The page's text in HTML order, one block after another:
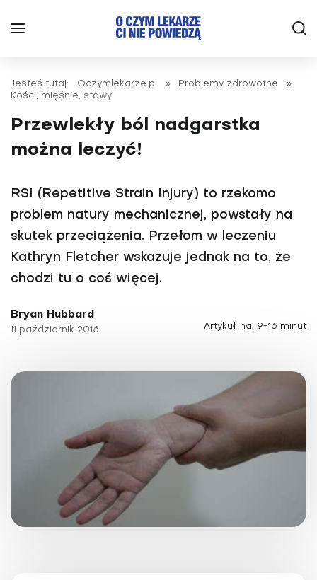
Jesteś tutaj: Oczymlekarze.pl » Problemy zdrowotne
»
Kości, mięśnie, stawy
Przewlekły ból nadgarstka
można leczyć!
RSI (Repetitive Strain Injury) to rzekomo
problem natury mechanicznej, powstały na
skutek przeciążenia. Przełom w leczeniu
Kathryn Fletcher wskazuje jednak na to, że
chodzi tu o coś więcej.
Bryan Hubbard
11 październik 2016 Artykuł na: 9-16 minut